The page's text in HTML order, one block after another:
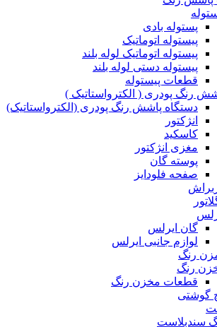
پستوله بادی
پیستوله اتوماتیک
پیستوله اتوماتیک لوله بلند
پیستوله دستی لوله بلند
قطعات پیستوله
رنگ پودری ( الکترواستاتیک )
دستگاه پاشش رنگ پودری (الکترواستاتیک)
انژکتور
کاسکید
مغزی انژکتور
پوسته گان
صفحه فلودایز
گان ایرلس
لوازم جانبی ایرلس
رنگ
رنگ
قطعات مخزن رنگ
گوشتی
سندبلاست